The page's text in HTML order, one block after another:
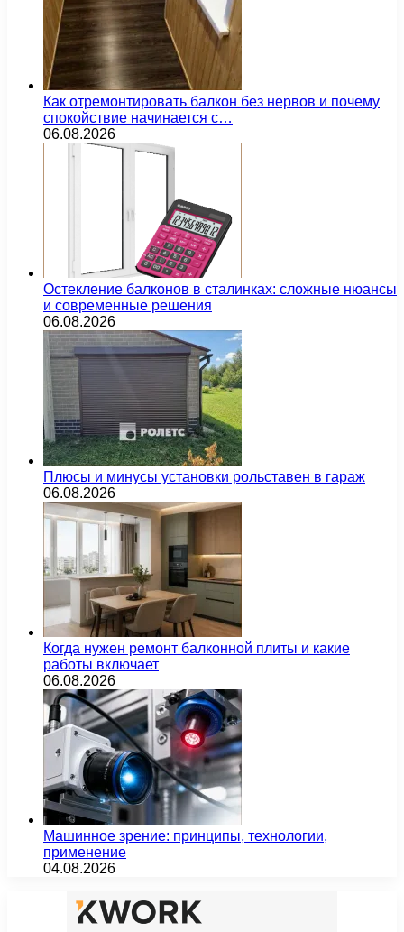
Как отремонтировать балкон без нервов и почему
спокойствие начинается с…
06.08.2026
Остекление балконов в сталинках: сложные нюансы
и современные решения
06.08.2026
Плюсы и минусы установки рольставен в гараж
06.08.2026
Когда нужен ремонт балконной плиты и какие
работы включает
06.08.2026
Машинное зрение: принципы, технологии,
применение
04.08.2026